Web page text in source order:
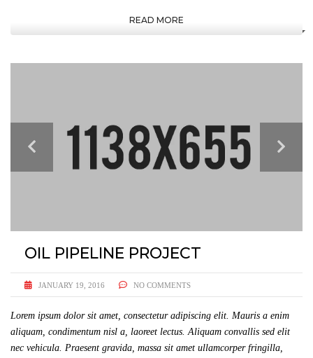
READ MORE
OIL PIPELINE PROJECT
JANUARY 19, 2016 NO COMMENTS
Lorem ipsum dolor sit amet, consectetur adipiscing elit. Mauris a enim
aliquam, condimentum nisl a, laoreet lectus. Aliquam convallis sed elit
nec vehicula. Praesent gravida, massa sit amet ullamcorper fringilla,